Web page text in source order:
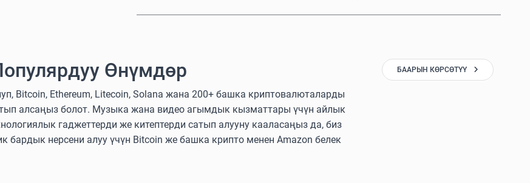
Өнүмдөр
Bitcoin, Ethereum, Litecoin, Solana жана 200+ башка криптовалюталарды
алсаңыз болот. Музыка жана видео агымдык кызматтары үчүн айлык
гаджеттерди же китептерди сатып алууну кааласаңыз да, биз
бардык нерсени алуу үчүн Bitcoin же башка крипто менен Amazon белек
БААРЫН КӨРСӨТҮҮ